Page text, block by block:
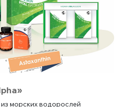
морских водорослей